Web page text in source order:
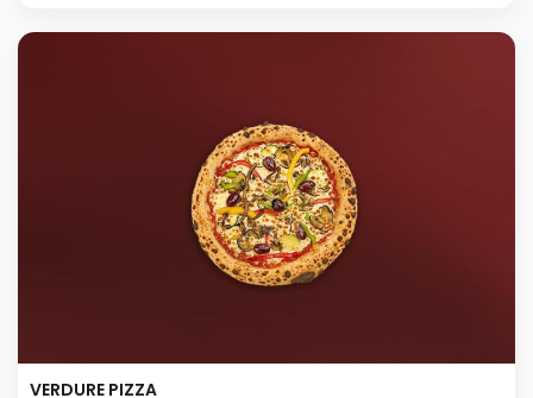
VERDURE PIZZA